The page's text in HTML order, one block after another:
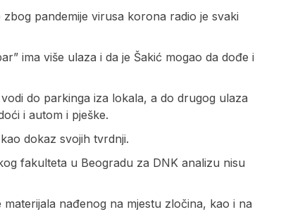
pandemije virusa korona radio je svaki
ima više ulaza i da je Šakić mogao da dođe i
do parkinga iza lokala, a do drugog ulaza
i autom i pješke.
dokaz svojih tvrdnji.
fakulteta u Beogradu za DNK analizu nisu
nađenog na mjestu zločina, kao i na